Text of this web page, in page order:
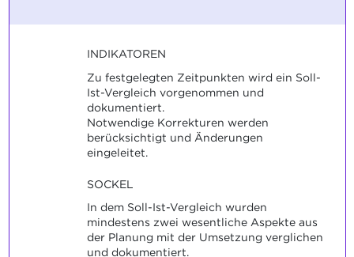
INDIKATOREN
Zu festgelegten Zeitpunkten wird ein Soll-
Ist-Vergleich vorgenommen und
dokumentiert.
Notwendige Korrekturen werden
berücksichtigt und Änderungen
eingeleitet.
SOCKEL
In dem Soll-Ist-Vergleich wurden
mindestens zwei wesentliche Aspekte aus
der Planung mit der Umsetzung verglichen
und dokumentiert.